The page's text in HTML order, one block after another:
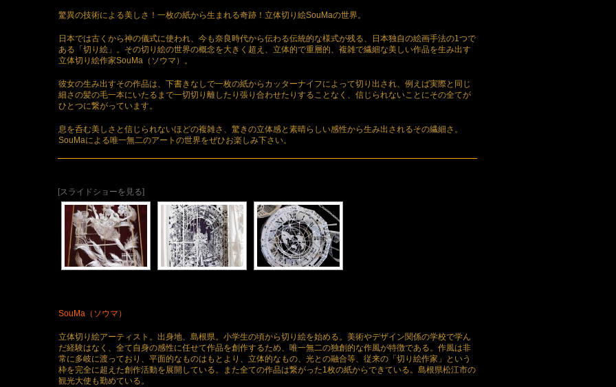
驚異の技術による美しさ！一枚の紙から生まれる奇跡！立体切り絵SouMaの世界。
日本では古くから神の儀式に使われ、今も奈良時代から伝わる伝統的な様式が残る、日本独自の絵画手法の1つで
ある「切り絵」。その切り絵の世界の概念を大きく超え、立体的で重層的、複雑で繊細な美しい作品を生み出す
立体切り絵作家SouMa（ソウマ）。
彼女の生み出すその作品は、下書きなしで一枚の紙からカッターナイフによって切り出され、例えば実際と同じ
細さの髪の毛一本にいたるまで一切切り離したり張り合わせたりすることなく、信じられないことにその全てが
ひとつに繋がっています。
息を呑む美しさと信じられないほどの複雑さ、驚きの立体感と素晴らしい感性から生み出されるその繊細さ。
SouMaによる唯一無二のアートの世界をぜひお楽しみ下さい。
[スライドショーを見る]
SouMa（ソウマ）
立体切り絵アーティスト。出身地、島根県。小学生の頃から切り絵を始める。美術やデザイン関係の学校で学ん
だ経験はなく、全て自身の感性に任せて作品を創作するため、唯一無二の独創的な作風が特徴である。作風は非
常に多岐に渡っており、平面的なものはもとより、立体的なもの、光との融合等、従来の「切り絵作家」という
枠を完全に超えた創作活動を展開している。また全ての作品は繋がった1枚の紙からできている。島根県松江市の
観光大使も勤めている。